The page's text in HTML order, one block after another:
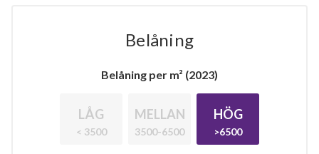
Belåning
Belåning per m² (2023)
LÅG
< 3500
MELLAN
3500-6500
HÖG
>6500